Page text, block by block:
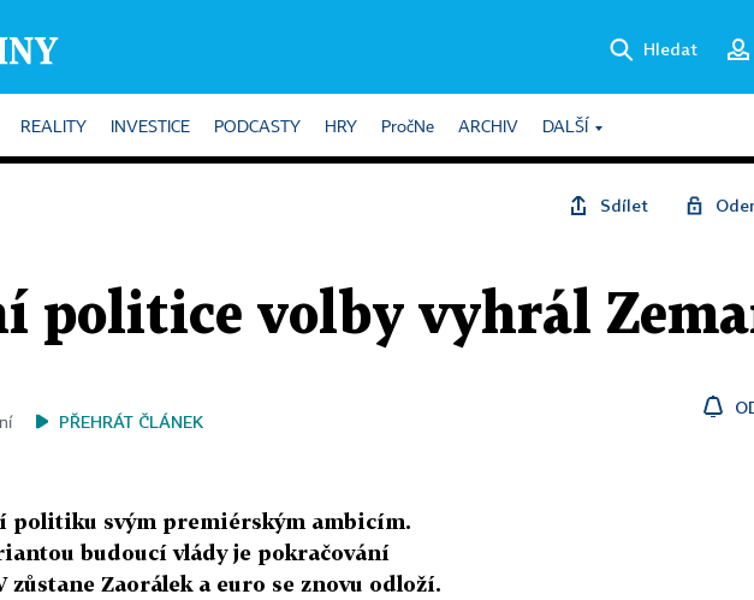
Hledat
REALITY INVESTICE PODCASTY HRY PročNe ARCHIV DALŠÍ
Sdílet
politice volby vyhrál
PŘEHRÁT ČLÁNEK
svým premiérským ambicím.
budoucí vlády je pokračování
zůstane Zaorálek a euro se znovu odloží.